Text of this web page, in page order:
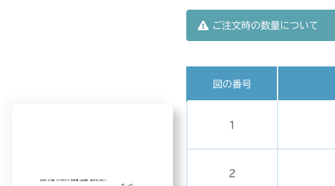
ご注文時の数量について
図の番号
1
2